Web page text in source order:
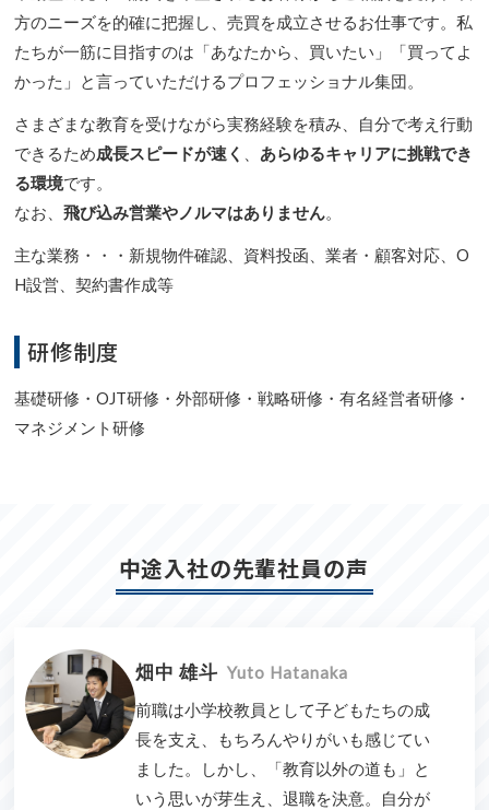
方のニーズを的確に把握し、売買を成立させるお仕事です。私
たちが一筋に目指すのは「あなたから、買いたい」「買ってよ
かった」と言っていただけるプロフェッショナル集団。
さまざまな教育を受けながら実務経験を積み、自分で考え行動
できるため成長スピードが速く
あらゆるキャリアに挑戦でき
る環境です。
なお、飛び込み営業やノルマはありません。
主な業務・・・新規物件確認、資料投函、業者・顧客対応、O
H設営、契約書作成等
研修制度
基礎研修・OJT研修・外部研修・戦略研修・有名経営者研修・
マネジメント研修
中途入社の先輩社員の声
畑中 雄斗 Yuto Hatanaka
前職は小学校教員として子どもたちの成
長を支え、もちろんやりがいも感じてい
ました。しかし、「教育以外の道も」と
いう思いが芽生え、退職を決意。自分が